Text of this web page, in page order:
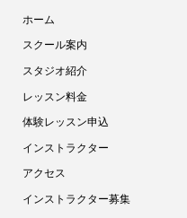
ホーム
スクール案内
スタジオ紹介
レッスン料金
体験レッスン申込
インストラクター
アクセス
インストラクター募集